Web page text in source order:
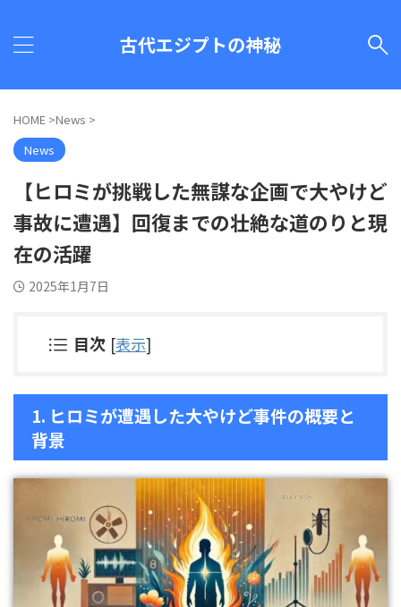
古代エジプトの神秘
HOME >News >
News
【ヒロミが挑戦した無謀な企画で大やけど
事故に遭遇】回復までの壮絶な道のりと現
在の活躍
2025年1月7日
目次 [表示]
1. ヒロミが遭遇した大やけど事件の概要と
背景